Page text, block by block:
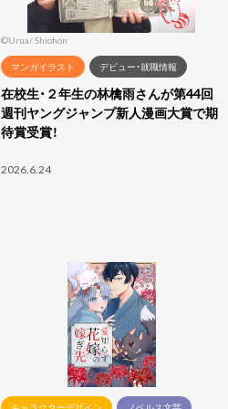
©Urua/ Shiohon
マンガイラスト
デビュー・就職情報
在校生・２年生の林檎雨さんが第44回
週刊ヤングジャンプ新人漫画大賞で期
待賞受賞！
2026.6.24